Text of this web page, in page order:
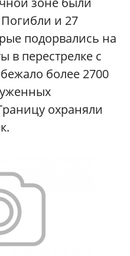
и 27
подорвались на
в перестрелке с
более 2700
охраняли